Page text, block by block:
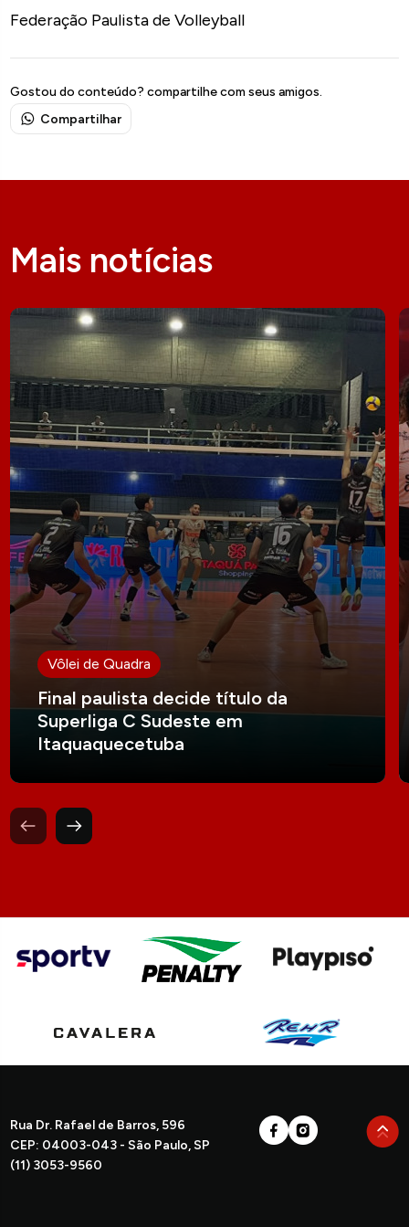
Federação Paulista de Volleyball
Gostou do conteúdo? compartilhe com seus amigos.
Compartilhar
Mais notícias
Vôlei de Quadra
Final paulista decide título da
Superliga C Sudeste em
Itaquaquecetuba
Rua Dr. Rafael de Barros, 596
CEP: 04003-043 - São Paulo, SP
(11) 3053-9560